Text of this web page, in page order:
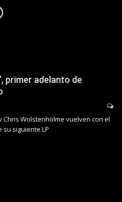
primer adelanto de
Chris Wolstenholme vuelven con el
siguiente LP